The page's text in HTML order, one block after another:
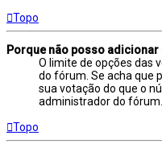
Topo
Porque não posso
O limite de opções das
do fórum. Se acha que
sua votação do que o
administrador do fórum.
Topo